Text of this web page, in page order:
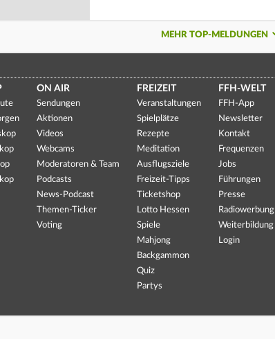
MEHR TOP-MELDUNGEN
ON AIR
Sendungen
Aktionen
Videos
Webcams
Moderatoren & Team
Podcasts
News-Podcast
Themen-Ticker
Voting
FREIZEIT
Veranstaltungen
Spielplätze
Rezepte
Meditation
Ausflugsziele
Freizeit-Tipps
Ticketshop
Lotto Hessen
Spiele
Mahjong
Backgammon
Quiz
Partys
FFH-WELT
FFH-App
Newsletter
Kontakt
Frequenzen
Jobs
Führungen
Presse
Radiowerbung
Weiterbildung
Login